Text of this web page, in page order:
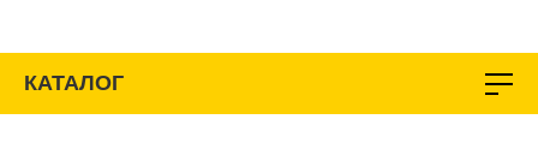
содержимому
КАТАЛОГ